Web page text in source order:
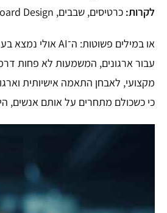
לקרות: כרטיסים, שבבים, FPGA, High-Speed Board Design, מערכות משובצות, תקשורת ורכיבי חומרה מתקדמים.
או במילים פשוטות: ה־AI אולי נמצא בענן, אבל
עבור ארגונים, המשמעות לא פחות
מקצועי, לאבחן התאמה אישיותית
כי כשכולם מתחרים על אותם אנשים,